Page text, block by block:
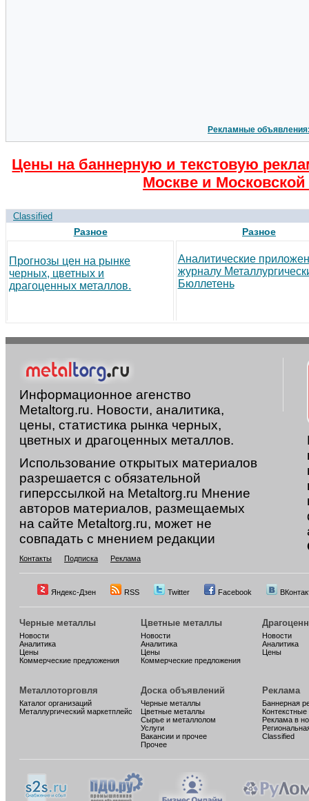
Рекламные
Цены на баннерную и текстовую
Москве и Московской
Classified
Разное
Прогнозы цен на рынке
черных, цветных и
драгоценных металлов.
Разное
Аналитические
журналу
Бюллетень
Информационное агенство
Metaltorg.ru. Новости, аналитика,
цены, статистика рынка черных,
цветных и драгоценных металлов.
Использование открытых материалов
разрешается с обязательной
гиперссылкой на Metaltorg.ru Мнение
авторов материалов, размещаемых
на сайте Metaltorg.ru, может не
совпадать с мнением редакции
Контакты Подписка Реклама
Яндекс-Дзен RSS Twitter Facebook
Черные металлы
Новости
Аналитика
Цены
Коммерческие предложения
Цветные металлы
Новости
Аналитика
Цены
Коммерческие предложения
Новости
Аналитика
Цены
Металлоторговля
Каталог организаций
Металлургический маркетплейс
Доска объявлений
Черные металлы
Цветные металлы
Сырье и металлолом
Услуги
Вакансии и прочее
Прочее
Реклама
Баннерная
Реклама в
Classified